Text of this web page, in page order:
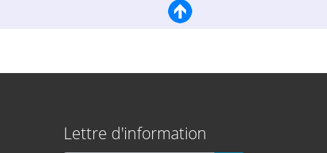
Lettre d'information